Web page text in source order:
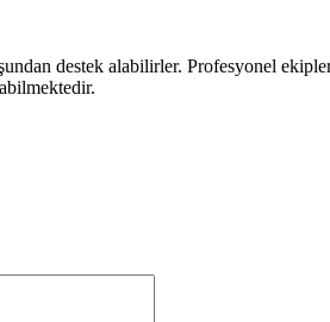
destek alabilirler. Profesyonel